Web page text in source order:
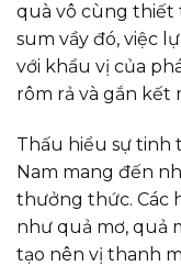
quà vô cùng thiết
sum vầy đó, việc
với khẩu vị của
rôm rả và gắn kết
Thấu hiểu sự tinh
Nam mang đến
thưởng thức. Các
như quả mơ, quả
tạo nên vị thanh